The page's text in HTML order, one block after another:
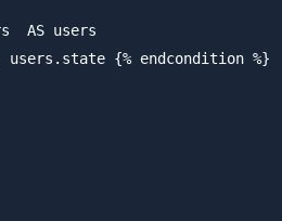
AS users
users.state {% endcondition %}